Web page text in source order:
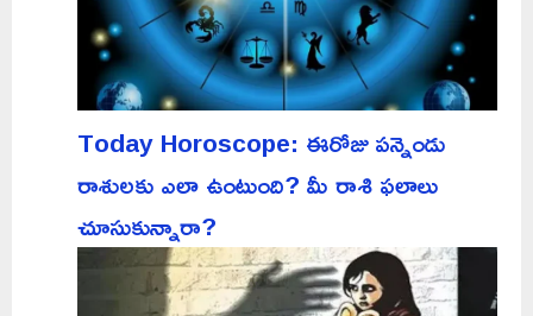
Today Horoscope: ఈరోజు పన్నెండు
రాశులకు ఎలా ఉంటుంది? మీ రాశి ఫలాలు
చూసుకున్నారా?